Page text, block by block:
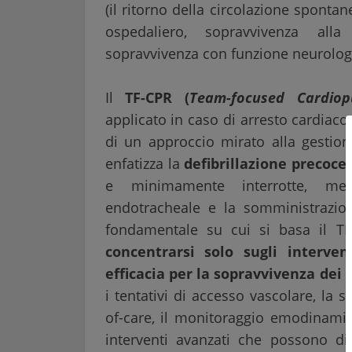
(il ritorno della circolazione
ospedaliero, sopravvivenza
sopravvivenza con funzione
IlTF-CPR (Team-focused
applicato in caso di arresto
di un approccio mirato alla
enfatizza la defibrillazione precoce
e minimamente interrotte,
endotracheale e la
fondamentale su cui si basa il
concentrarsi solo sugli
efficacia per la sopravvivenza dei
i tentativi di accesso vascolare, la
of-care, il monitoraggio
interventi avanzati che possono